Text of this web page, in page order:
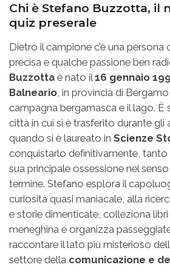
Chi è Stefano Buzzotta, il
quiz preserale
Dietro il campione c’è una persona
precisa e qualche passione ben
Buzzotta è nato il16 gennaio
Balneario, in provincia di
campagna bergamasca e il lago. È
città in cui si è trasferito durante gli
quando si è laureato in Scienze
conquistarlo definitivamente,
sua principale ossessione nel
termine. Stefano esplora il
curiosità quasi maniacale, alla
e storie dimenticate, colleziona
meneghina e organizza
raccontare il lato più misterioso
settore della comunicazione e